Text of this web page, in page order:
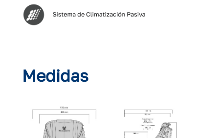
Medidas